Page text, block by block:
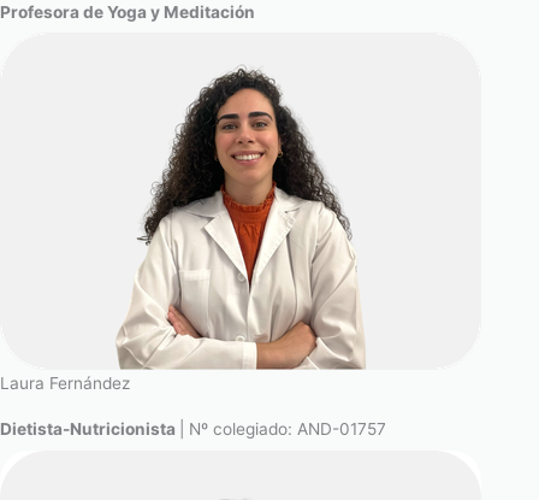
Profesora de Yoga y Meditación
Laura Fernández
Dietista-Nutricionista | Nº colegiado: AND-01757